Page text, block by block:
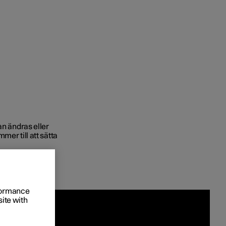
köpet till
ändras eller
till att sätta
with